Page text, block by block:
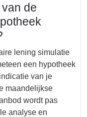
de
lening simulatie
een hypotheek
van je
maandelijkse
wordt pas
analyse en